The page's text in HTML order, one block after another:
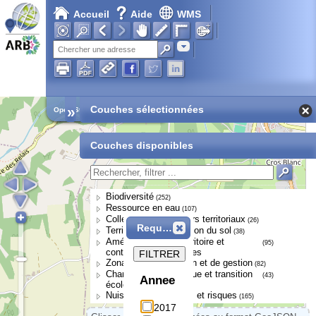
Accueil Aide WMS
Adresse
Open Street Map
» Couches sélectionnées
Couches disponibles
Biodiversité (252)
Ressource en eau (107)
Collectivités et acteurs territoriaux (26)
Territoires et occupation du sol (38)
Aménagement du territoire et
continuités écologiques
(95)
Zonages de protection et de gestion (82)
Changement climatique et transition
écologique
(43)
Nuisances, pressions et risques (165)
Requête
Annee
2017
FILTRER